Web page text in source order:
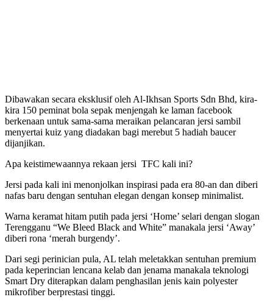
Dibawakan secara eksklusif oleh Al-Ikhsan Sports Sdn Bhd, kira-
kira 150 peminat bola sepak menjengah ke laman facebook
berkenaan untuk sama-sama meraikan pelancaran jersi sambil
menyertai kuiz yang diadakan bagi merebut 5 hadiah baucer
dijanjikan.
Apa keistimewaannya rekaan jersi TFC kali ini?
Jersi pada kali ini menonjolkan inspirasi pada era 80-an dan diberi
nafas baru dengan sentuhan elegan dengan konsep minimalist.
Warna keramat hitam putih pada jersi ‘Home’ selari dengan slogan
Terengganu “We Bleed Black and White” manakala jersi ‘Away’
diberi rona ‘merah burgendy’.
Dari segi perinician pula, AL telah meletakkan sentuhan premium
pada keperincian lencana kelab dan jenama manakala teknologi
Smart Dry diterapkan dalam penghasilan jenis kain polyester
mikrofiber berprestasi tinggi.